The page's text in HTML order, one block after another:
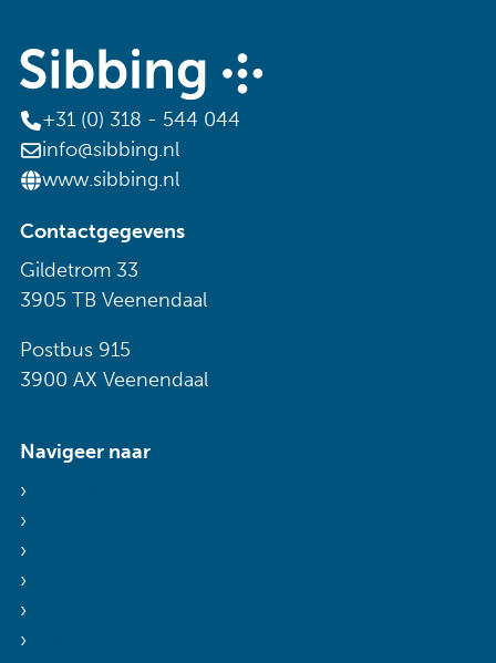
+31 (0) 318 - 544 044
info@sibbing.nl
www.sibbing.nl
Contactgegevens
Gildetrom 33
3905 TB Veenendaal
Postbus 915
3900 AX Veenendaal
Navigeer naar